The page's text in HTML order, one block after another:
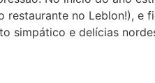
no Leblon!),
simpático e delícias